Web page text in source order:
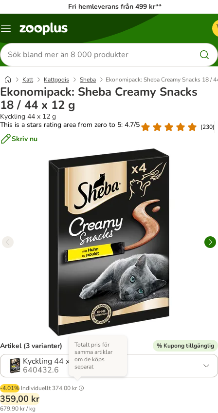
Fri hemleverans från 499 kr**
Katalogmeny
Sök
efter
produkter
Katt Kattgodis Sheba Ekonomipack: Sheba Creamy Snacks 18 /
Ekonomipack: Sheba Creamy Snacks
18 / 44 x 12 g
Kyckling 44 x 12 g
This is a stars rating area from zero to 5: 4.7/5
(230)
Skriv nu
Artikel (3 varianter) % Kupong tillgänglig
Kyckling 44 x 12 g
640432.6
-4.01% Individuellt 374,00 kr
Totalt pris för
samma artiklar
om de köps
separat
359,00 kr
679,90 kr / kg